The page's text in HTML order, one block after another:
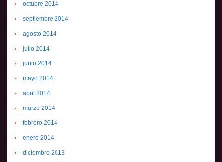
octubre 2014
septiembre 2014
agosto 2014
julio 2014
junio 2014
mayo 2014
abril 2014
marzo 2014
febrero 2014
enero 2014
diciembre 2013